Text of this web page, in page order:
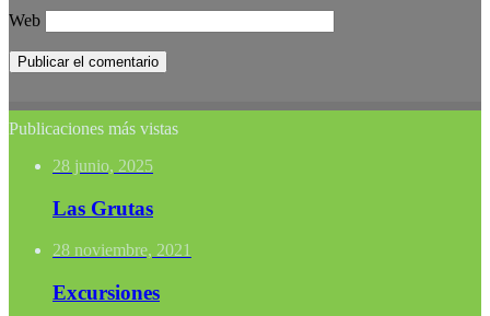
Web
Publicaciones más vistas
28 junio, 2025
Las Grutas
28 noviembre, 2021
Excursiones